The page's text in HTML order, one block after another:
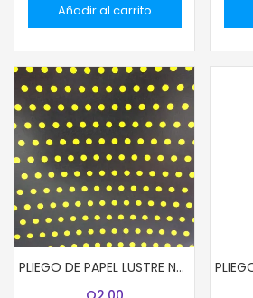
Añadir al carrito
PLIEGO DE PAPEL LUSTRE NEGRO CON PUNTITOS VERDES